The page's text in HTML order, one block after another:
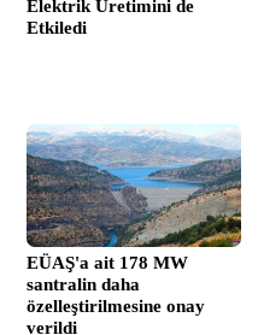
Elektrik Üretimini de
Etkiledi
EÜAŞ'a ait 178 MW
santralin daha
özelleştirilmesine onay
verildi